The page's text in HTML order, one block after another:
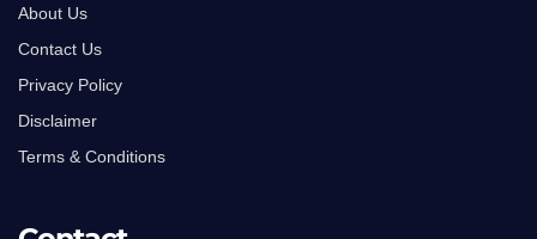
About Us
Contact Us
Privacy Policy
Disclaimer
Terms & Conditions